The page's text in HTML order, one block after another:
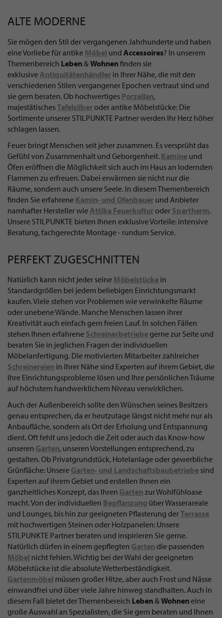
ALTE MODERNE
Sie mögen den Stil der vergangenen Jahrhunderte und haben
eine Vorliebe für antike Möbel und Accessoires? In unserem
Themenbereich Leben&Wohnenfinden sie
exklusive Antiquitätenhändler in Ihrer Nähe, die mit den
verschiedenen Stilen vergangener Epochen vertraut sind und
sie gern beraten. Ob hochwertiges Porzellan,
majestätischesTafelsilberoder antike Möbelstücke: Die
Sortimente unserer STILPUNKTE Partner werden Ihr Herz höher
schlagen lassen.
Feuer bringt Menschen seit jeher zusammen. Es versprüht das
Gefühl von Zusammenhalt und Geborgenheit. Kamine und
Öfen eröffnen die Möglichkeit sich auch im Haus an lodernden
Flammen zu erfreuen. Dabei erwärmen sie nicht nur die
Räume, sondern auch unsere Seele. In diesem Themenbereich
finden Sie erfahrene Kamin- und Ofenbauer und Anbieter
namhafter Hersteller wie Attika Feuerkulturoder Spartherm.
Unsere STILPUNKTE bieten Ihnen exklusive Vorteile: intensive
Beratung, fachgerechte Montage - rundum Service.
PERFEKT ZUGESCHNITTEN
Natürlich kann nicht jeder seine Möbelstücke in
Standardgrößen bei jedem beliebigen Einrichtungsmarkt
kaufen. Viele stehen vor Problemen wie verwinkelte Räume
oder unebene Wände. Manche Menschen lassen ihrer
Kreativität auch einfach gern freien Lauf. In solchen Fällen
stehen Ihnen erfahrene Schreinerbetriebegerne zur Seite und
beraten Sie in jeglichen Fragen der individuellen
Möbelanfertigung. Die motivierten Mitarbeiter zahlreicher
Schreinereien in Ihrer Nähe sind Experten auf ihrem Gebiet, die
Ihre Einrichtungsprobleme lösen und Ihre persönlichen Träume
auf höchstem handwerklichem Niveau verwirklichen.
Auch der Außenbereich sollte den Wünschen seines Besitzers
genau entsprechen, da er heutzutage längst nicht mehr nur als
Anbaufläche, sondern als Ort der Erholung und Entspannung
dient. Oft fehlt uns jedoch die Zeit oder auch das Know-how
unseren Garten, unseren Vorstellungen entsprechend, zu
gestalten. Ob Privatgrundstück, Hotelanlage oder gewerbliche
Grünfläche: Unsere Garten- und Landschaftsbaubetriebe sind
Experten auf ihrem Gebiet und erstellen Ihnen ein
ganzheitliches Konzept, das Ihren Garten zur Wohlfühloase
macht. Von der individuellen Bepflanzung über Wasserareale
und Lounges, bis hin zur geeigneten Pflasterung derTerrasse
mit hochwertigen Steinen oder Holzpanelen: Unsere
STILPUNKTE Partner beraten und inspirieren Sie gerne.
Natürlich dürfen in einem gepflegten Garten die passenden
Möbel nicht fehlen. Wichtig bei der Wahl der geeigneten
Möbelstücke ist die absolute Wetterbeständigkeit.
Gartenmöbel müssen großer Hitze, aber auch Frost und Nässe
einwandfrei und über viele Jahre hinweg standhalten. Auch in
diesem Fall bietet der Themenbereich Leben&Wohneneine
große Auswahl an Spezialisten, die Sie gern beraten und Ihnen